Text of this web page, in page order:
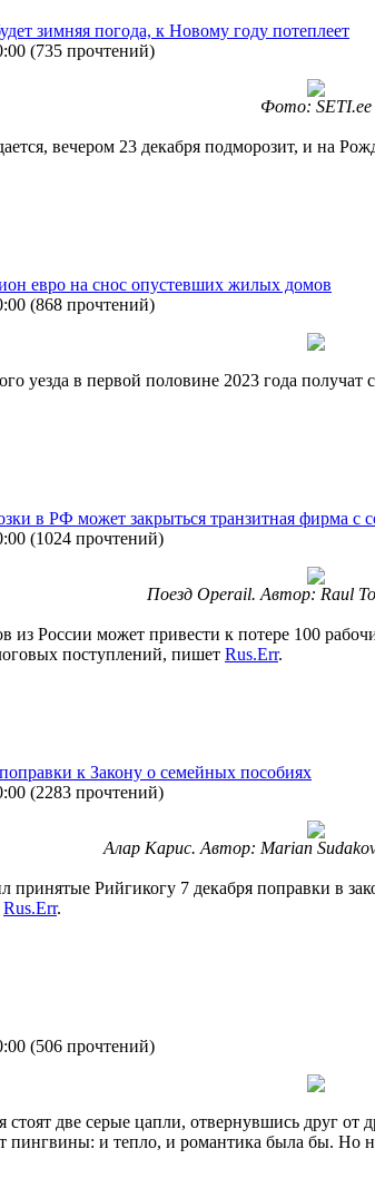
зимняя погода, к Новому году потеплеет
(735 прочтений)
Фото: SETI.ee
вечером 23 декабря подморозит, и на
евро на снос опустевших жилых домов
(868 прочтений)
уезда в первой половине 2023 года
в РФ может закрыться транзитная фирма с
(1024 прочтений)
Поезд Operail. Автор: Raul
из России может привести к потере 100
поступлений, пишет Rus.Err.
к Закону о семейных пособиях
(2283 прочтений)
Алар Карис. Автор: Marian
принятые Рийгикогу 7 декабря поправки в
Rus.Err.
(506 прочтений)
стоят две серые цапли, отвернувшись друг
пингвины: и тепло, и романтика была бы. Но